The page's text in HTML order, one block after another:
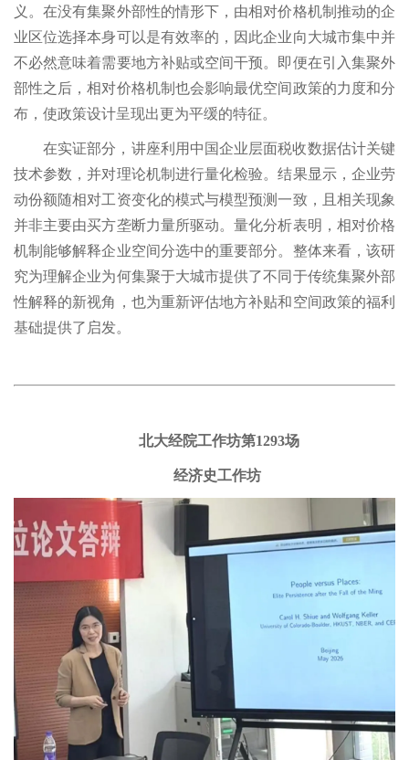
义。在没有集聚外部性的情形下，由相对价格机制推动的企
业区位选择本身可以是有效率的，因此企业向大城市集中并
不必然意味着需要地方补贴或空间干预。即便在引入集聚外
部性之后，相对价格机制也会影响最优空间政策的力度和分
布，使政策设计呈现出更为平缓的特征。
在实证部分，讲座利用中国企业层面税收数据估计关键
技术参数，并对理论机制进行量化检验。结果显示，企业劳
动份额随相对工资变化的模式与模型预测一致，且相关现象
并非主要由买方垄断力量所驱动。量化分析表明，相对价格
机制能够解释企业空间分选中的重要部分。整体来看，该研
究为理解企业为何集聚于大城市提供了不同于传统集聚外部
性解释的新视角，也为重新评估地方补贴和空间政策的福利
基础提供了启发。
北大经院工作坊第1293场
经济史工作坊